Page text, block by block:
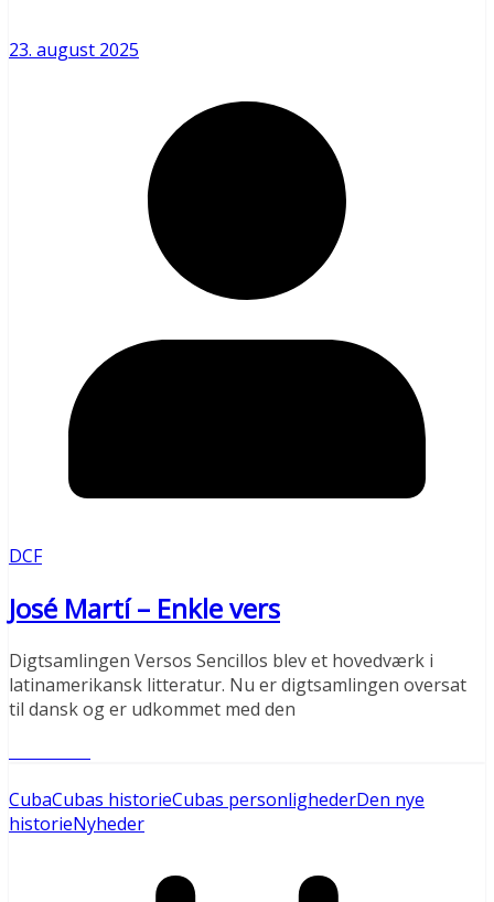
23. august 2025
DCF
José Martí – Enkle vers
Digtsamlingen Versos Sencillos blev et hovedværk i
latinamerikansk litteratur. Nu er digtsamlingen oversat
til dansk og er udkommet med den
CubaCubas historieCubas personlighederDen nye
historieNyheder